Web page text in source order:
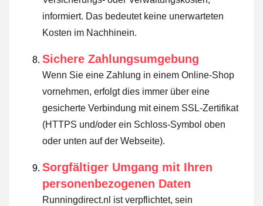
informiert. Das bedeutet keine unerwarteten
Kosten im Nachhinein.
Sichere Zahlungsumgebung
Wenn Sie eine Zahlung in einem Online-Shop
vornehmen, erfolgt dies immer über eine
gesicherte Verbindung mit einem SSL-Zertifikat
(HTTPS und/oder ein Schloss-Symbol oben
oder unten auf der Webseite).
Sorgfältiger Umgang mit Ihren
personenbezogenen Daten
Runningdirect.nl ist verpflichtet, sein